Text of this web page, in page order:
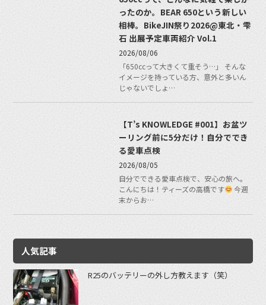
ったのか。BEAR 650という新しい
相棒。BikeJIN祭り2026@東北・雫
石 出展予定車両紹介 Vol.1
2026/08/06
「650ccって大きくて重そう…」 そんな
イメージを持っている方、意外と多いん
じゃないでしょ…
【T’s KNOWLEDGE #001】お盆ツ
ーリング前に5分だけ！自分ででき
る愛車点検
2026/08/05
自分でできる愛車点検で、安心の旅へ。
こんにちは！ティーズの高橋です
今週
末からお…
人気記事
R25のバッテリーの外し方教えます（笑）